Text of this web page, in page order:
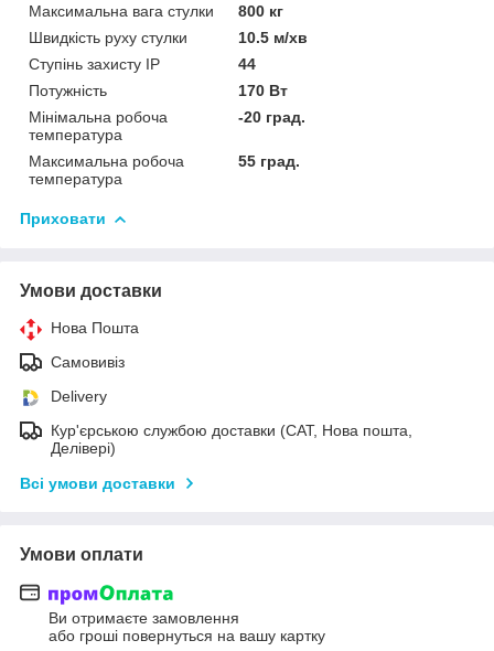
Максимальна вага стулки
800 кг
Швидкість руху стулки
10.5 м/хв
Ступінь захисту IP
44
Потужність
170 Вт
Мінімальна робоча
температура
-20 град.
Максимальна робоча
температура
55 град.
Приховати
Умови доставки
Нова Пошта
Самовивіз
Delivery
Кур'єрською службою доставки (САТ, Нова пошта,
Делівері)
Всі умови доставки
Умови оплати
Ви отримаєте замовлення
або гроші повернуться на вашу картку